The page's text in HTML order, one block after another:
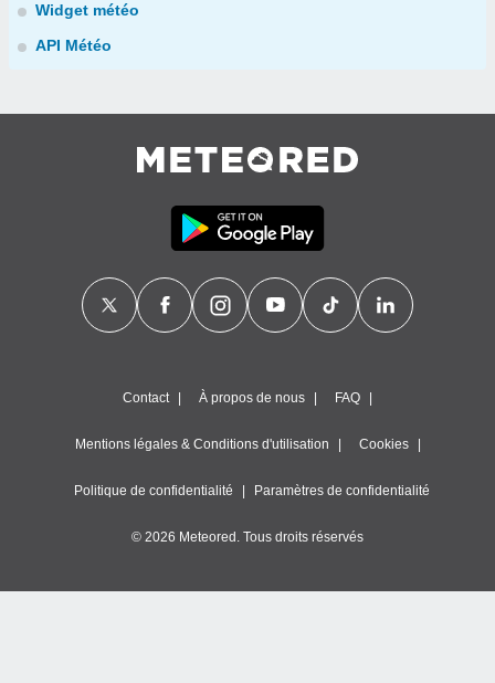
Widget météo
API Météo
Contact À propos de nous FAQ
Mentions légales & Conditions d'utilisation Cookies
Politique de confidentialité Paramètres de confidentialité
© 2026 Meteored. Tous droits réservés